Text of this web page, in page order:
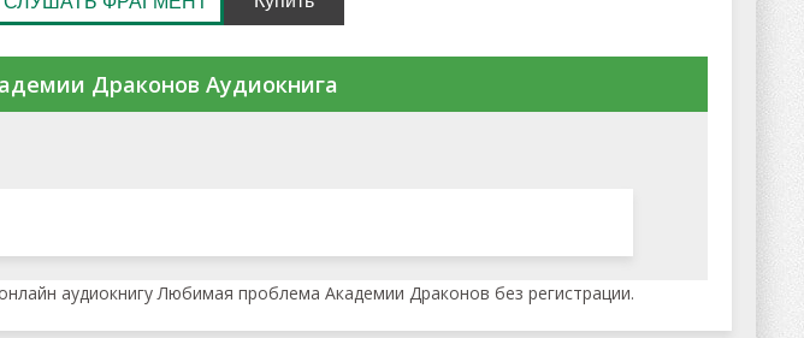
Драконов Аудиокнига
аудиокнигу Любимая проблема Академии Драконов без регистрации.